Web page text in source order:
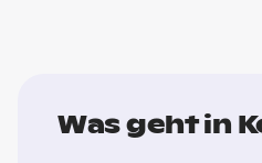
Was geht in